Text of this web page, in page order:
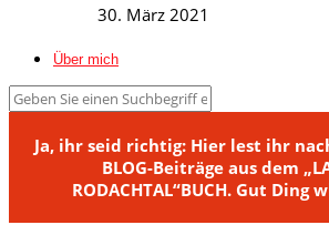
30. März 2021
Über mich
Ja, ihr seid richtig: Hier lest ihr
BLOG-Beiträge aus dem
RODACHTAL“BUCH. Gut